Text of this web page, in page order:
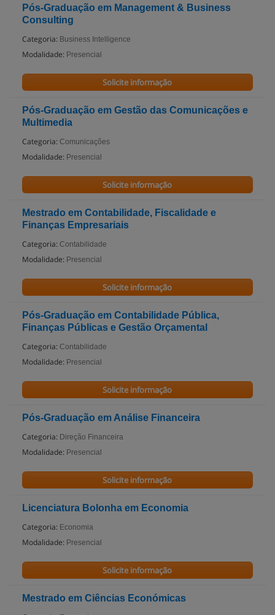
Pós-Graduação em Management & Business
Consulting
Categoria: Business Intelligence
Modalidade: Presencial
Solicite informação
Pós-Graduação em Gestão das Comunicações e
Multimedia
Categoria: Comunicações
Modalidade: Presencial
Solicite informação
Mestrado em Contabilidade, Fiscalidade e
Finanças Empresariais
Categoria: Contabilidade
Modalidade: Presencial
Solicite informação
Pós-Graduação em Contabilidade Pública,
Finanças Públicas e Gestão Orçamental
Categoria: Contabilidade
Modalidade: Presencial
Solicite informação
Pós-Graduação em Análise Financeira
Categoria: Direção Financeira
Modalidade: Presencial
Solicite informação
Licenciatura Bolonha em Economia
Categoria: Economia
Modalidade: Presencial
Solicite informação
Mestrado em Ciências Económicas